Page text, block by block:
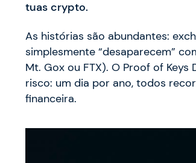
tuas crypto.
As histórias são abundantes:
simplesmente “desaparecem”
Mt. Gox ou FTX). O Proof of
risco: um dia por ano, todos
financeira.